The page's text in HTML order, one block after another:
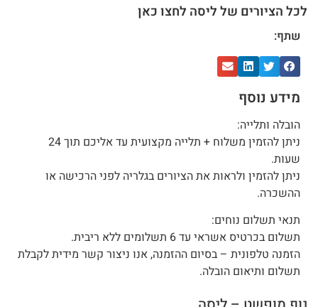
לכל הציורים של ליסה לחצו כאן
שתף:
מידע נוסף
הובלה ותלייה:
ניתן להזמין משלוח + תלייה מקצועית עד אליכם תוך 24
שעות.
ניתן להזמין ולראות את הציורים בגלריה לפני הרכישה או
ההשכרה.
תנאי תשלום נוחים:
תשלום בכרטיס אשראי עד 6 תשלומים ללא ריבית.
הזמנה טלפונית – בסיום ההזמנה, אנו ניצור קשר מידית לקבלת
תשלום ותיאום הובלה.